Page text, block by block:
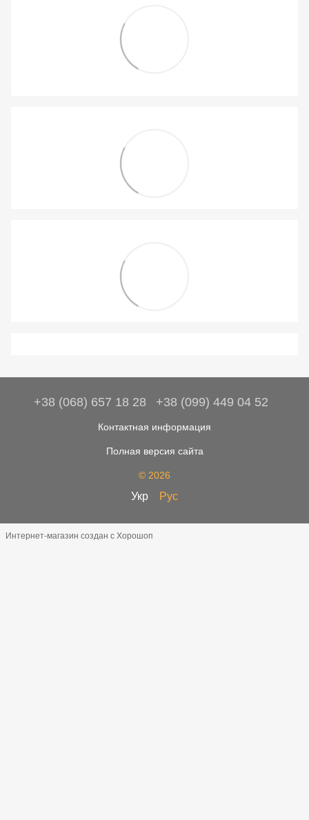
+38 (068) 657 18 28 +38 (099) 449 04 52
Контактная информация
Полная версия сайта
© 2026
Укр Рус
Интернет-магазин создан с Хорошоп